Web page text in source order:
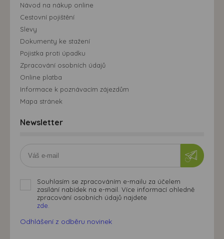
Návod na nákup online
Cestovní pojištění
Slevy
Dokumenty ke stažení
Pojistka proti úpadku
Zpracování osobních údajů
Online platba
Informace k poznávacím zájezdům
Mapa stránek
Newsletter
Souhlasím se zpracováním e-mailu za účelem
zasílání nabídek na e-mail. Více informací ohledně
zpracování osobních údajů najdete
zde.
Odhlášení z odběru novinek